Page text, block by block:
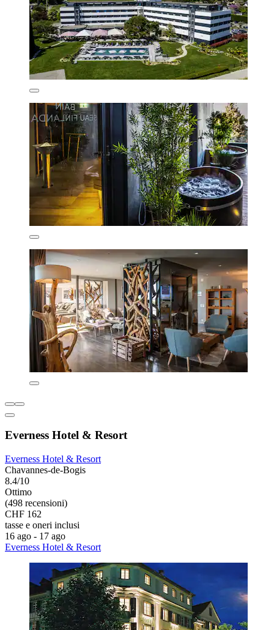
Everness Hotel & Resort
Everness Hotel & Resort
Chavannes-de-Bogis
8.4/10
Ottimo
(498 recensioni)
CHF 162
tasse e oneri inclusi
16 ago - 17 ago
Everness Hotel & Resort